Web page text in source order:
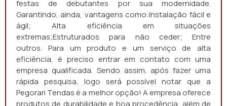
festas de debutantes por sua modernidade.
Garantindo, ainda, vantagens como:Instalação fácil e
ágil; Alta eficiência em situações
extremas;Estruturados para não ceder; Entre
outros. Para um produto e um serviço de alta
eficiência, é preciso entrar em contato com uma
empresa qualificada. Sendo assim, após fazer uma
rápida pesquisa, logo será possível notar que a
Pegorari Tendas é a melhor opção! A empresa oferece
produtos de durabilidade e boa procedência, além de